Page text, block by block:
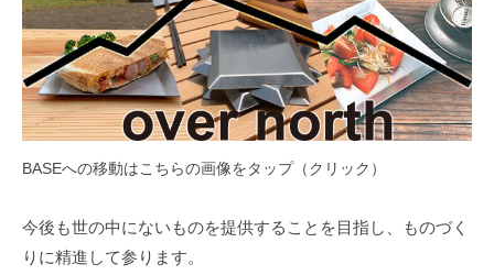
BASEへの移動はこちらの画像をタップ（クリック）
今後も世の中にないものを提供することを目指し、ものづく
りに精進して参ります。